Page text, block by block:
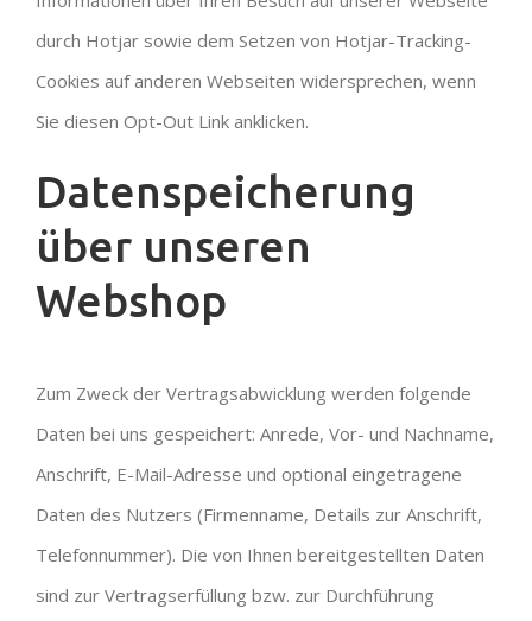
durch Hotjar sowie dem Setzen von Hotjar-Tracking-
Cookies auf anderen Webseiten widersprechen, wenn
Sie diesen Opt-Out Link anklicken.
Datenspeicherung
über unseren
Webshop
Zum Zweck der Vertragsabwicklung werden folgende
Daten bei uns gespeichert: Anrede, Vor- und Nachname,
Anschrift, E-Mail-Adresse und optional eingetragene
Daten des Nutzers (Firmenname, Details zur Anschrift,
Telefonnummer). Die von Ihnen bereitgestellten Daten
sind zur Vertragserfüllung bzw. zur Durchführung